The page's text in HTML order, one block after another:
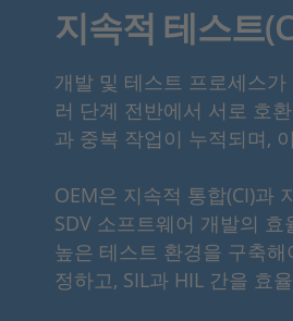
지속적 테스트
개발 및 테스트 프로세스
러 단계 전반에서 서로 호
과 중복 작업이 누적되며,
OEM은 지속적 통합(CI)과
SDV 소프트웨어 개발의
높은 테스트 환경을 구축
정하고, SIL과 HIL 간을 효